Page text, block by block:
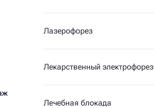
Лазерофорез
Лекарственный электрофорез
Лечебная блокада